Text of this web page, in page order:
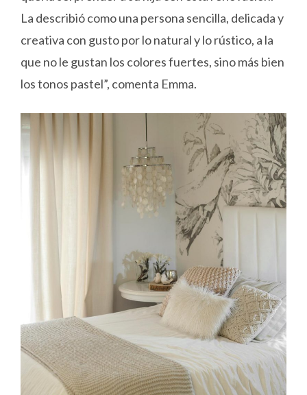
La describió como una persona sencilla, delicada y
creativa con gusto por lo natural y lo rústico, a la
que no le gustan los colores fuertes, sino más bien
los tonos pastel”, comenta Emma.